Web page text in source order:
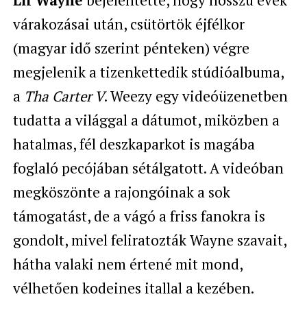
várakozásai után, csütörtök éjfélkor
(magyar idő szerint pénteken) végre
megjelenik a tizenkettedik stúdióalbuma,
a Tha Carter V. Weezy egy videóüzenetben
tudatta a világgal a dátumot, miközben a
hatalmas, fél deszkaparkot is magába
foglaló pecójában sétálgatott. A videóban
megköszönte a rajongóinak a sok
támogatást, de a vágó a friss fanokra is
gondolt, mivel feliratozták Wayne szavait,
hátha valaki nem értené mit mond,
vélhetően kodeines itallal a kezében.